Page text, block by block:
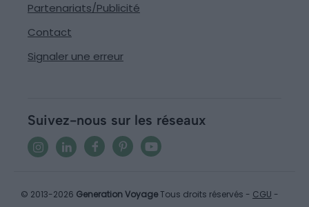
Partenariats/Publicité
Contact
Signaler une erreur
Suivez-nous sur les réseaux
© 2013-2026 Generation VoyageTous droits réservés - CGU -